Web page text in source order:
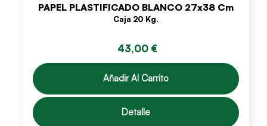
PAPEL PLASTIFICADO BLANCO 27x38 Cm
Caja 20 Kg.
43,00 €
Añadir Al Carrito
Detalle